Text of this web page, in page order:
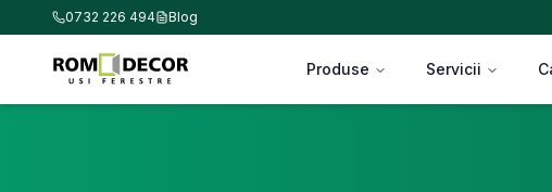
0732 226 494 Blog
Produse Servicii